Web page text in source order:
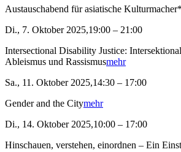
Austauschabend für asiatische
Di., 7. Oktober 2025,19:00 – 21:00
Intersectional Disability Justice:
Ableismus und Rassismusmehr
Sa., 11. Oktober 2025,14:30 – 17:00
Gender and the Citymehr
Di., 14. Oktober 2025,10:00 – 17:00
Hinschauen, verstehen, einordnen – Ein